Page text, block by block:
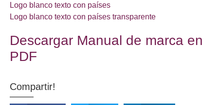
Logo blanco texto con países
Logo blanco texto con países transparente
Descargar Manual de marca en
PDF
Compartir!